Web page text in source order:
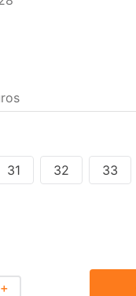
31 32 33
＋